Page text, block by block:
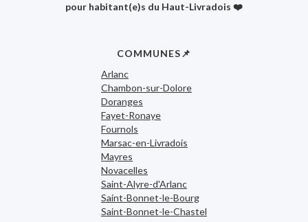
COMMUNES📌
Arlanc
Chambon-sur-Dolore
Doranges
Fayet-Ronaye
Fournols
Marsac-en-Livradois
Mayres
Novacelles
Saint-Alyre-d'Arlanc
Saint-Bonnet-le-Bourg
Saint-Bonnet-le-Chastel
pour habitant(e)s du Haut-Livradois ❤️